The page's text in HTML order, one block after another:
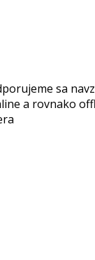
sa
a rovnako